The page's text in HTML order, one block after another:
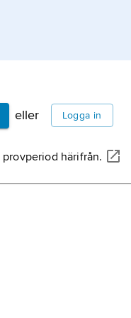
eller Logga in
provperiod härifrån.